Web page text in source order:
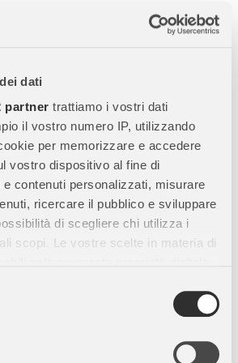
dati
partner trattiamo i vostri dati
il vostro numero IP, utilizzando
per memorizzare e accedere
vostro dispositivo al fine di
e contenuti personalizzati, misurare
ricercare il pubblico e sviluppare
di scegliere chi utilizza i
scopi. Le vostre scelte in materia di
il proprio consenso in qualsiasi
sui cookie o facendo clic
Femmina di Zebra , unaminiatura
perfetta per bambini, collezionisti
esotici. Questa figura unisce
e stimolo alla fantasia, grazie a
di alta qualità.
,
tempo.
a strisce al muso, per una